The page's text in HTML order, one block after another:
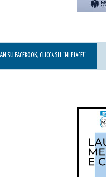
SU FACEBOOK, CLICCA SU “MI PIACE!”